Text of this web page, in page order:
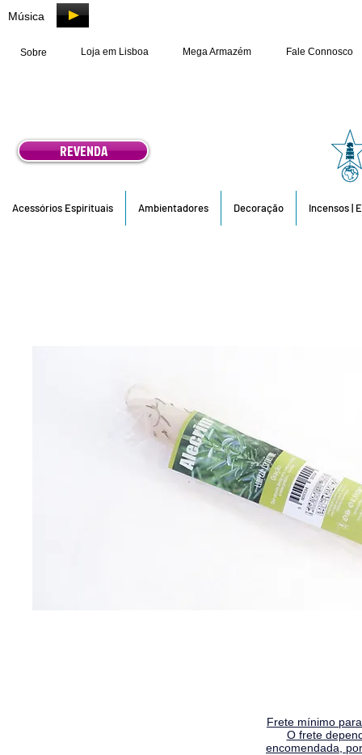
Música
Sobre Loja em Lisboa Mega Armazém Fale Connosco
REVENDA
Acessórios Espirituais Ambientadores Decoração Incensos |
Frete mínimo
O frete
encomendada,